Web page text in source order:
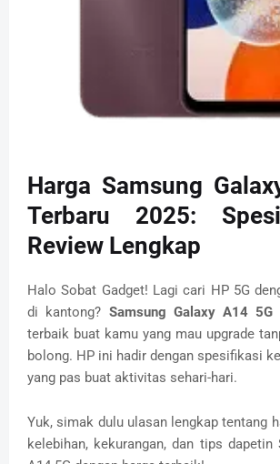
Harga Samsung
Terbaru 2025:
Review Lengkap
Halo Sobat Gadget! Lagi cari HP 5G
di kantong? Samsung Galaxy A14 5G
terbaik buat kamu yang mau upgrade
bolong. HP ini hadir dengan spesifikasi
yang pas buat aktivitas sehari-hari.
Yuk, simak dulu ulasan lengkap tentang
kelebihan, kekurangan, dan tips dapetin